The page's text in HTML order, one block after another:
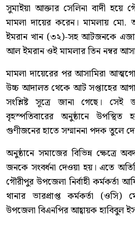
সুমাইয়া আক্তার সেলিনা বাদী হয়ে
মামলা দায়ের করেন। মামলায়
ইমরান খান (৩২)-সহ আটজনকে
আল ইমরান ওই মামলার তিন নম্বর
মামলা দায়েরের পর আসামিরা
উচ্চ আদালত থেকে আট সপ্তাহের
সংশ্লিষ্ট সূত্রে জানা গেছে। সেই
বৃহস্পতিবারের অনুষ্ঠানে
গুণীজনের হাতে সম্মাননা পদক তুলে
অনুষ্ঠানে সমাজের বিভিন্ন ক্ষেত্রে
জনকে সংবর্ধনা দেওয়া হয়। এতে
গৌরীপুর উপজেলা নির্বাহী কর্মকর্তা
থানার ভারপ্রাপ্ত কর্মকর্তা
উপজেলা বিএনপির আহ্বায়ক হাবিবুল